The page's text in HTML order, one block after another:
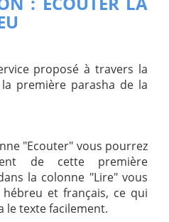
proposé à travers la
première parasha de la
"Ecouter" vous pourrez
de cette première
la colonne "Lire" vous
et français, ce qui
le texte facilement.